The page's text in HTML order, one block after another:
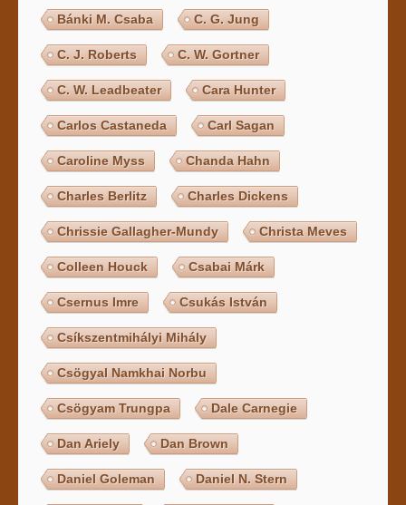
Bánki M. Csaba C. G. Jung
C. J. Roberts C. W. Gortner
C. W. Leadbeater Cara Hunter
Carlos Castaneda Carl Sagan
Caroline Myss Chanda Hahn
Charles Berlitz Charles Dickens
Chrissie Gallagher-Mundy Christa Meves
Colleen Houck Csabai Márk
Csernus Imre Csukás István
Csíkszentmihályi Mihály
Csögyal Namkhai Norbu
Csögyam Trungpa Dale Carnegie
Dan Ariely Dan Brown
Daniel Goleman Daniel N. Stern